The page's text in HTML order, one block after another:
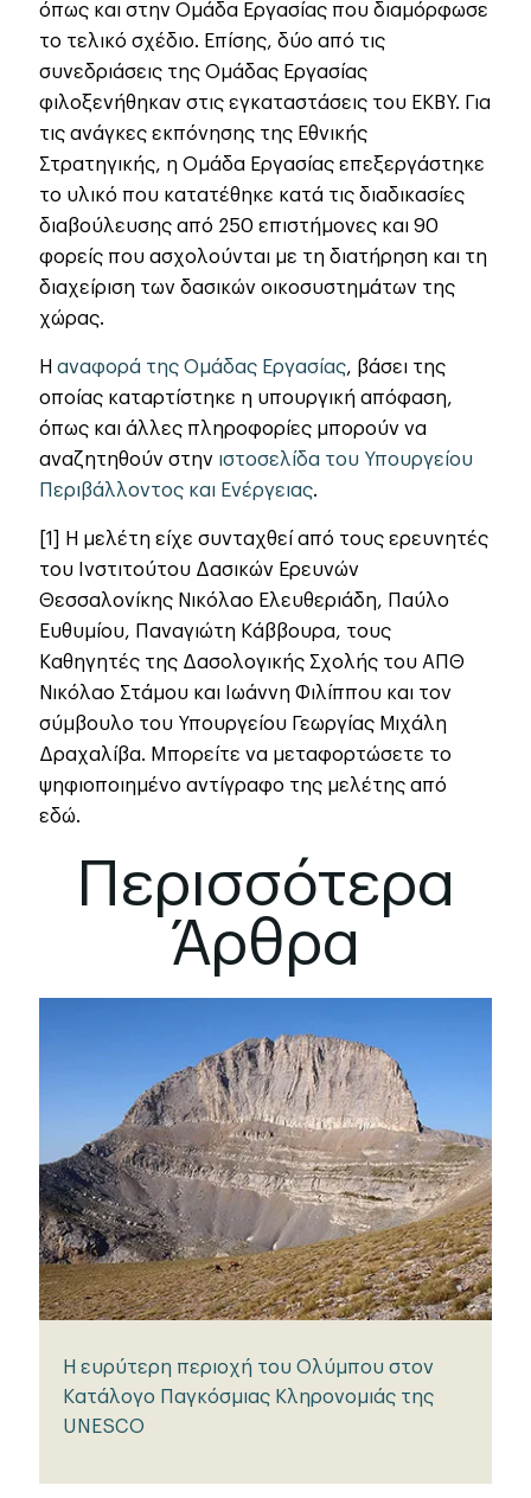
όπως και στην Ομάδα Εργασίας που διαμόρφωσε
το τελικό σχέδιο. Επίσης, δύο από τις
συνεδριάσεις της Ομάδας Εργασίας
φιλοξενήθηκαν στις εγκαταστάσεις του ΕΚΒΥ. Για
τις ανάγκες εκπόνησης της Εθνικής
Στρατηγικής, η Ομάδα Εργασίας επεξεργάστηκε
το υλικό που κατατέθηκε κατά τις διαδικασίες
διαβούλευσης από 250 επιστήμονες και 90
φορείς που ασχολούνται με τη διατήρηση και τη
διαχείριση των δασικών οικοσυστημάτων της
χώρας.
Η αναφορά της Ομάδας Εργασίας, βάσει της
οποίας καταρτίστηκε η υπουργική απόφαση,
όπως και άλλες πληροφορίες μπορούν να
αναζητηθούν στην ιστοσελίδα του Υπουργείου
Περιβάλλοντος και Ενέργειας.
[1] Η μελέτη είχε συνταχθεί από τους ερευνητές
του Ινστιτούτου Δασικών Ερευνών
Θεσσαλονίκης Νικόλαο Ελευθεριάδη, Παύλο
Ευθυμίου, Παναγιώτη Κάββουρα, τους
Καθηγητές της Δασολογικής Σχολής του ΑΠΘ
Νικόλαο Στάμου και Ιωάννη Φιλίππου και τον
σύμβουλο του Υπουργείου Γεωργίας Μιχάλη
Δραχαλίβα. Mπορείτε να μεταφορτώσετε το
ψηφιοποιημένο αντίγραφο της μελέτης από
εδώ.
Περισσότερα
Άρθρα
Η ευρύτερη περιοχή του Ολύμπου στον
Κατάλογο Παγκόσμιας Κληρονομιάς της
UNESCO